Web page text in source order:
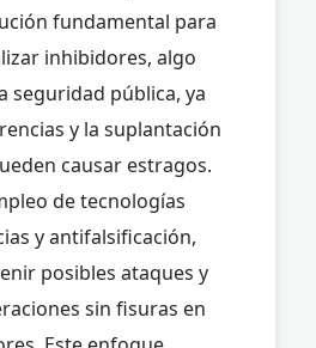
fundamental para
inhibidores, algo
seguridad pública, ya
y la suplantación
causar estragos.
de tecnologías
y antifalsificación,
posibles ataques y
sin fisuras en